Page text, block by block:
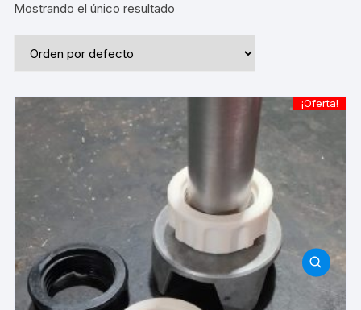
Mostrando el único resultado
¡Oferta!